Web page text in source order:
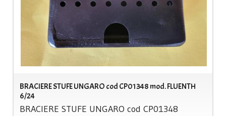
BRACIERE STUFE UNGARO cod CP01348 mod. FLUENTH
6/24
BRACIERE STUFE UNGARO cod CP01348